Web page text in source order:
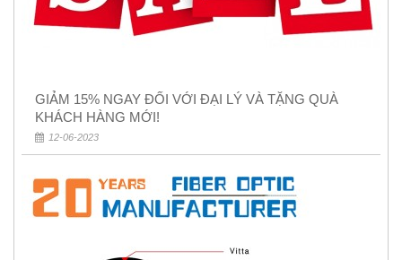
GIẢM 15% NGAY ĐỐI VỚI ĐẠI LÝ VÀ TẶNG QUÀ
KHÁCH HÀNG MỚI!
12-06-2023